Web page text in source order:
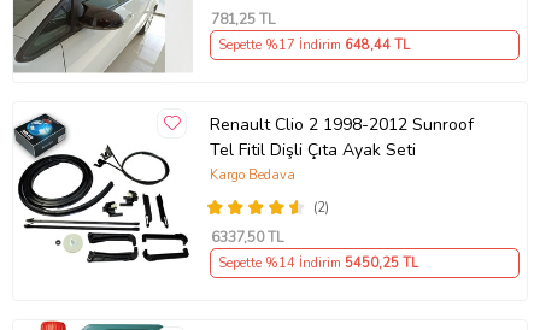
781,25 TL
Sepette %17 İndirim 648,44 TL
Renault Clio 2 1998-2012 Sunroof
Tel Fitil Dişli Çıta Ayak Seti
(2)
Kargo Bedava
6337,50 TL
Sepette %14 İndirim 5450,25 TL